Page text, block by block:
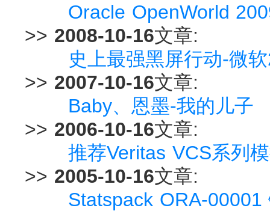
Oracle OpenWorld
>> 2008-10-16文章:
史上最强黑屏行动-微
>> 2007-10-16文章:
Baby、恩墨-我的儿子
>> 2006-10-16文章:
推荐Veritas VCS系列
>> 2005-10-16文章:
Statspack ORA-00001